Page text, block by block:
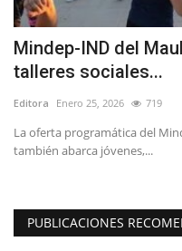
Mindep-IND del
talleres sociales...
Editora Enero 25, 2026 719
La oferta programática del
también abarca jóvenes,...
PUBLICACIONES